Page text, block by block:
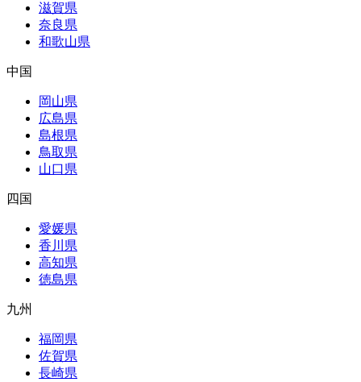
滋賀県
奈良県
和歌山県
中国
岡山県
広島県
島根県
鳥取県
山口県
四国
愛媛県
香川県
高知県
徳島県
九州
福岡県
佐賀県
長崎県